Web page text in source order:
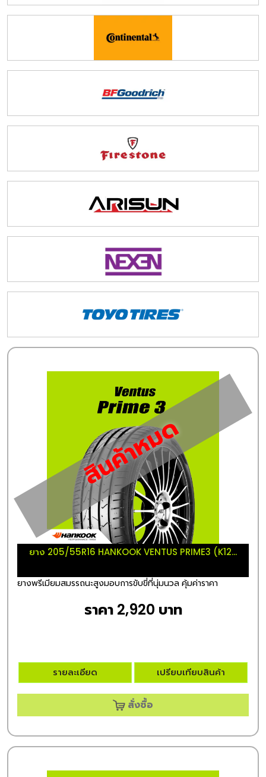
สินค้าหมด
ยาง 205/55R16 HANKOOK VENTUS PRIME3 (K12...
ยางพรีเมียมสมรรถนะสูงมอบการขับขี่ที่นุ่มนวล คุ้มค่าราคา
ราคา 2,920 บาท
รายละเอียด เปรียบเทียบสินค้า
สั่งซื้อ